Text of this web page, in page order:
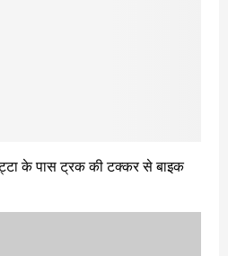
के पास ट्रक की टक्कर से बाइक